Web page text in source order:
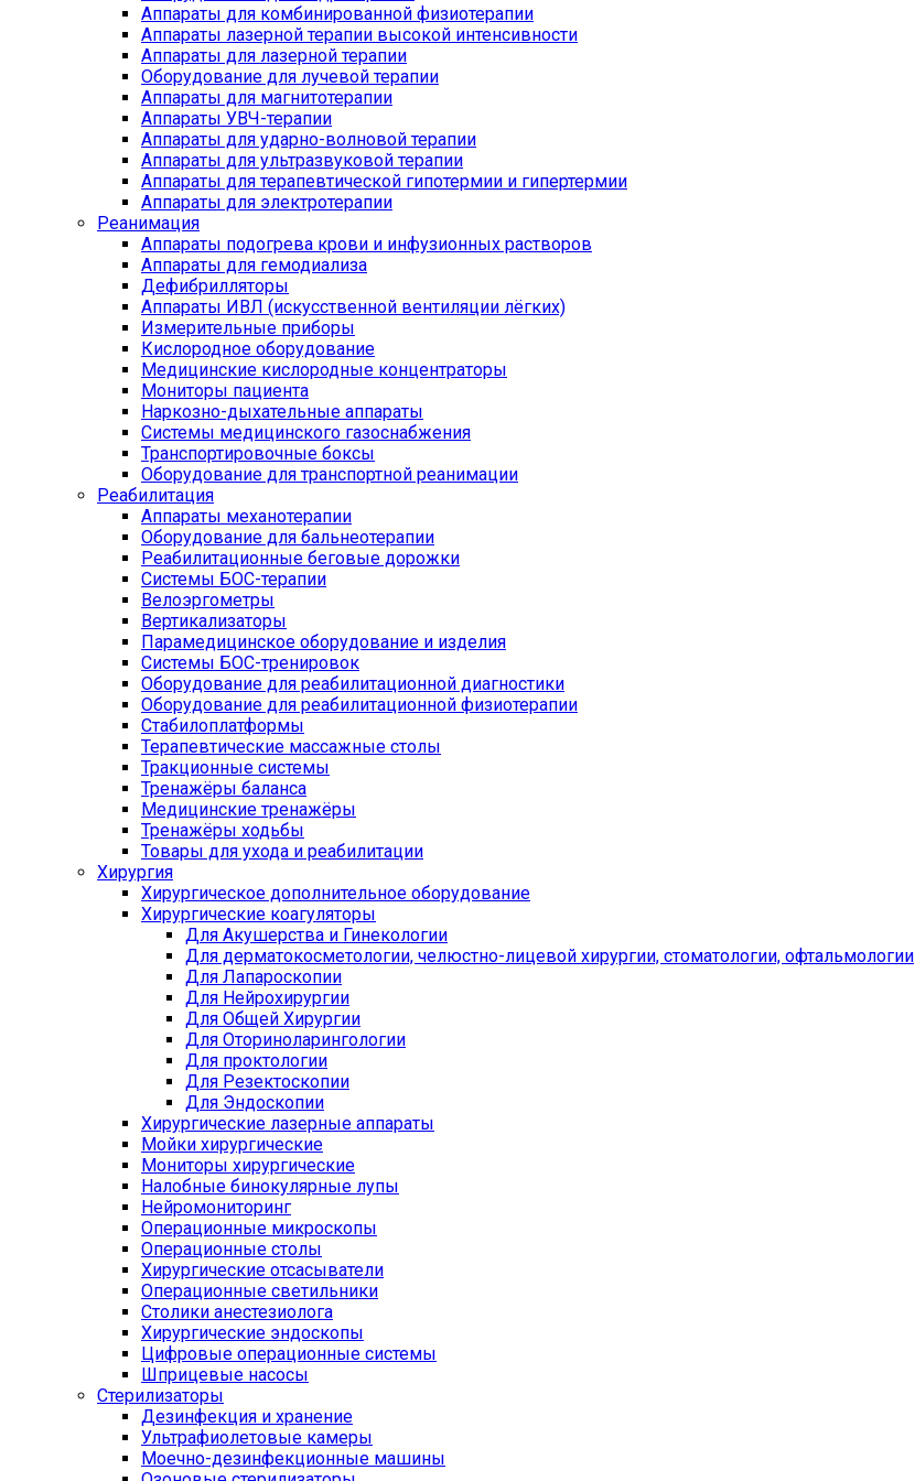
Аппараты для комбинированной физиотерапии
Аппараты лазерной терапии высокой интенсивности
Аппараты для лазерной терапии
Оборудование для лучевой терапии
Аппараты для магнитотерапии
Аппараты УВЧ-терапии
Аппараты для ударно-волновой терапии
Аппараты для ультразвуковой терапии
Аппараты для терапевтической гипотермии и гипертермии
Аппараты для электротерапии
Реанимация
Аппараты подогрева крови и инфузионных растворов
Аппараты для гемодиализа
Дефибрилляторы
Аппараты ИВЛ (искусственной вентиляции лёгких)
Измерительные приборы
Кислородное оборудование
Медицинские кислородные концентраторы
Мониторы пациента
Наркозно-дыхательные аппараты
Системы медицинского газоснабжения
Транспортировочные боксы
Оборудование для транспортной реанимации
Реабилитация
Аппараты механотерапии
Оборудование для бальнеотерапии
Реабилитационные беговые дорожки
Системы БОС-терапии
Велоэргометры
Вертикализаторы
Парамедицинское оборудование и изделия
Системы БОС-тренировок
Оборудование для реабилитационной диагностики
Оборудование для реабилитационной физиотерапии
Стабилоплатформы
Терапевтические массажные столы
Тракционные системы
Тренажёры баланса
Медицинские тренажёры
Тренажёры ходьбы
Товары для ухода и реабилитации
Хирургия
Хирургическое дополнительное оборудование
Хирургические коагуляторы
Для Акушерства и Гинекологии
Для дерматокосметологии, челюстно-лицевой хирургии, стоматологии, офтальмологии
Для Лапароскопии
Для Нейрохирургии
Для Общей Хирургии
Для Оториноларингологии
Для проктологии
Для Резектоскопии
Для Эндоскопии
Хирургические лазерные аппараты
Мойки хирургические
Мониторы хирургические
Налобные бинокулярные лупы
Нейромониторинг
Операционные микроскопы
Операционные столы
Хирургические отсасыватели
Операционные светильники
Столики анестезиолога
Хирургические эндоскопы
Цифровые операционные системы
Шприцевые насосы
Стерилизаторы
Дезинфекция и хранение
Ультрафиолетовые камеры
Моечно-дезинфекционные машины